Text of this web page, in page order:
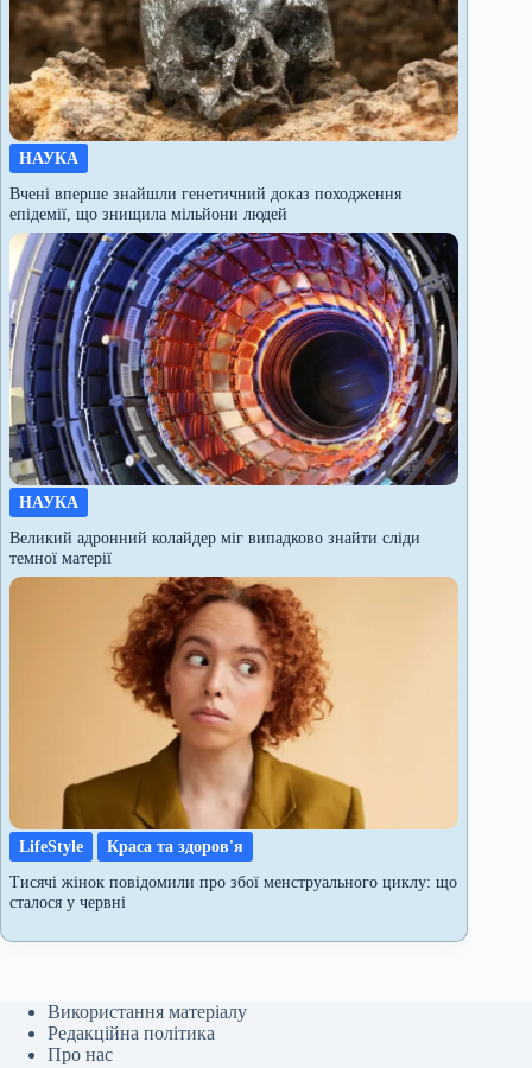
НАУКА
Вчені вперше знайшли генетичний доказ походження
епідемії, що знищила мільйони людей
НАУКА
Великий адронний колайдер міг випадково знайти сліди
темної матерії
LifeStyle
Краса та здоров'я
Тисячі жінок повідомили про збої менструального циклу: що
сталося у червні
Використання матеріалу
Редакційна політика
Про нас